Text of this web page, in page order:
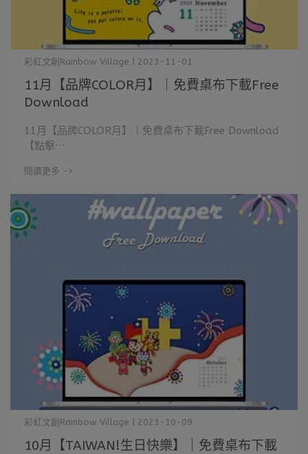
11月【品牌COLOR月】｜免費桌布下載Free
Download
彩虹文創Rainbow Village | 2023-11-01
11月【品牌COLOR月】｜免費桌布下載Free Download
【點擊⋯
閱讀更多 ->
10月【TAIWAN!生日快樂】｜免費桌布下載
彩虹文創Rainbow Village | 2023-10-09